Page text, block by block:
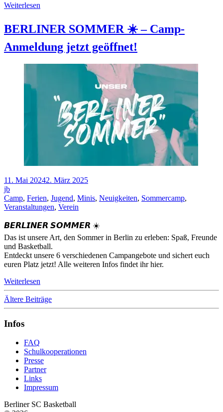
Weiterlesen
BERLINER SOMMER ☀️ – Camp-
Anmeldung jetzt geöffnet!
11. Mai 20242. März 2025
jb
Camp, Ferien, Jugend, Minis, Neuigkeiten, Sommercamp,
Veranstaltungen, Verein
𝘽𝙀𝙍𝙇𝙄𝙉𝙀𝙍 𝙎𝙊𝙈𝙈𝙀𝙍 ☀️
Das ist unsere Art, den Sommer in Berlin zu erleben: Spaß, Freunde
und Basketball.
Entdeckt unsere 6 verschiedenen Campangebote und sichert euch
euren Platz jetzt! Alle weiteren Infos findet ihr hier.
Weiterlesen
Beitragsnavigation
Ältere Beiträge
Infos
FAQ
Schulkooperationen
Presse
Partner
Links
Impressum
Berliner SC Basketball